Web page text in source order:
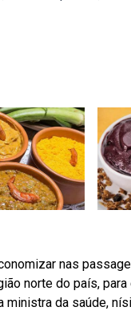
nas
norte do país,
ministra da saúde,